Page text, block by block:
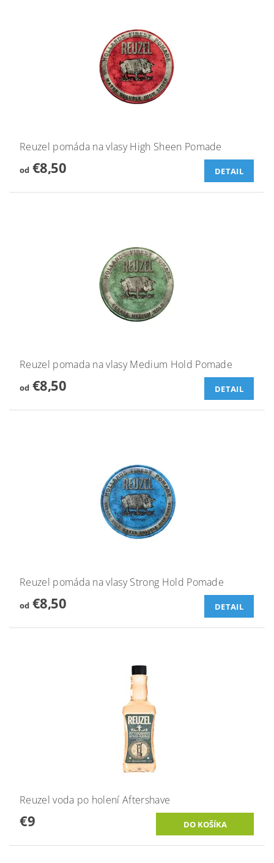
Reuzel pomáda na vlasy High Sheen Pomade
od€8,50 DETAIL
Reuzel pomada na vlasy Medium Hold Pomade
od€8,50 DETAIL
Reuzel pomáda na vlasy Strong Hold Pomade
od€8,50 DETAIL
Reuzel voda po holení Aftershave
€9